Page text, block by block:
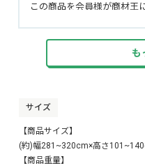
この商品を会員様が商材王
お客様が希望された商品の
(左・右)』『開き方(片開
せ・左寄せ))』を記載して
楽天のRMS、Yahoo!の
「幅：90cm」
「高さ：100cm」
※弊社が用意しております
た場合、上記のようになりま
も
サイズ
【商品サイズ】
(約)幅281~320cm×高さ
【商品重量】